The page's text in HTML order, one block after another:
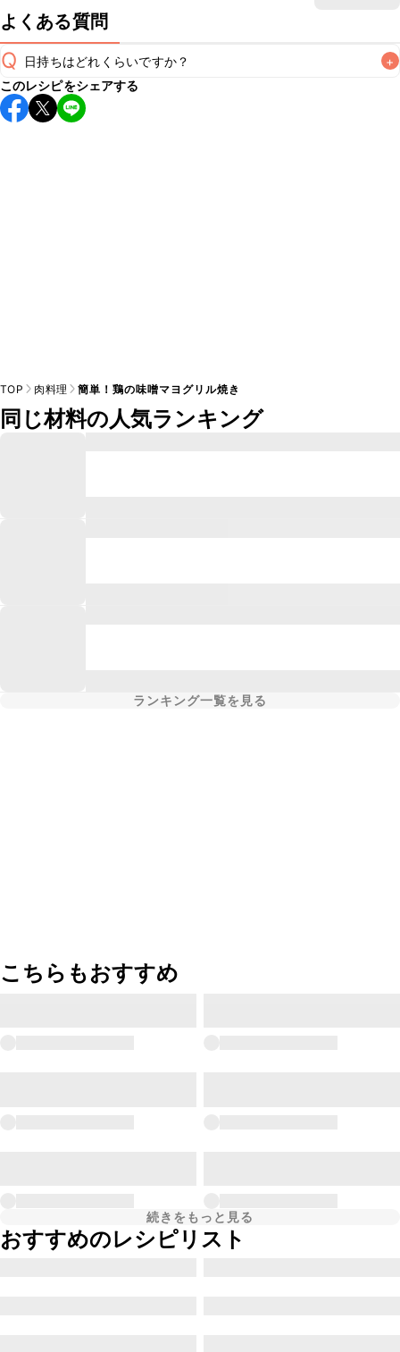
よくある質問
Q 日持ちはどれくらいですか？ +
保存期間は冷蔵で翌日中が目安です。なるべくお早めにお召
し上がりください。
このレシピをシェアする
TOP 肉料理 簡単！鶏の味噌マヨグリル焼き
同じ材料の人気ランキング
ランキング一覧を見る
こちらもおすすめ
続きをもっと見る
おすすめのレシピリスト